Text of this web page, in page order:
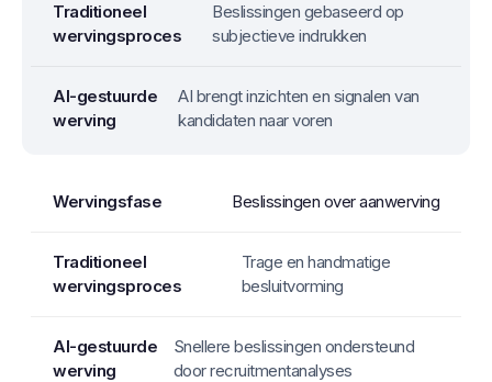
Beslissingen gebaseerd op
subjectieve indrukken
AI brengt inzichten en signalen van
kandidaten naar voren
Beslissingen over aanwerving
Trage en handmatige
besluitvorming
Snellere beslissingen ondersteund
door recruitmentanalyses